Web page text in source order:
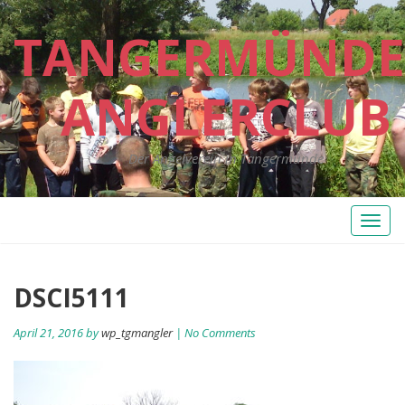
ANGLERCLUB
Der Angelverein in Tangermünde
Toggle
DSCI5111
April 21, 2016 bywp_tgmangler| No Comments